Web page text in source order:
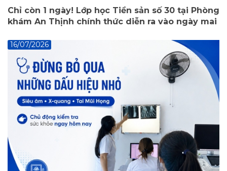
Chỉ còn 1 ngày! Lớp học Tiền sản số 30 tại Phòng
khám An Thịnh chính thức diễn ra vào ngày mai
16/07/2026